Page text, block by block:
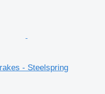
- Steelspring